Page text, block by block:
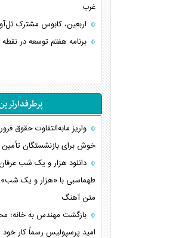
غرب
اربعین، کابوس مشترک
برنامه هفتم توسعه در
کنوانسیون دریای خزر در
اهمیت راهبردی اردن برای
پیام، ظرفیت بالفعل‌نشده
همسویی عربستان با
ترامپ و توهم خلع سلاح
چرا کویت به دنبال شریک
اعتراف غرب به قدرت ایران
خطای راهبردی ترامپ مقابل
متن و حاشیه سفر نتانیاهو
خوش برای بازنشستگان تأمین
دانلود هزار و یک شب
طهماسبی با «هزار و یک
متن آهنگ
بازگشت مهندس به خانه؛
امید پرسپولیس رسماً کار خود